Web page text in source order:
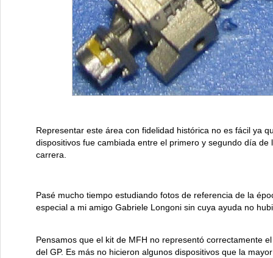
Representar este área con fidelidad histórica no es fácil ya
dispositivos fue cambiada entre el primero y segundo día
carrera.
Pasé mucho tiempo estudiando fotos de referencia de la
especial a mi amigo Gabriele Longoni sin cuya ayuda no
Pensamos que el kit de MFH no representó correctamente
del GP. Es más no hicieron algunos dispositivos que la